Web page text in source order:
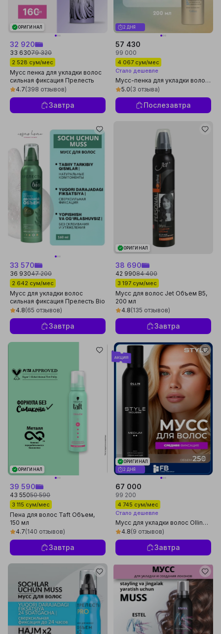
ОРИГИНАЛ
32 920
33 63079 320
2 528 сум/мес
Мусс пенка для укладки волос
сильная фиксация Прелесть
Classic 160 мл
4.7(398 отзывов)
Завтра
2 ДНЯ
57 430
99 000
4 067 сум/мес
Стало дешевле
Мусс-пенка для укладки волос
SoWell Wonder Volume и
Ultimate Protection, 200 мл
5.0(3 отзыва)
Послезавтра
33 570
36 93047 200
2 642 сум/мес
Мусс для укладки волос
сильная фиксация Прелесть Bio
Двойной объем 160 мл
4.8(65 отзывов)
Завтра
ОРИГИНАЛ
38 690
42 99084 400
3 197 сум/мес
Мусс для волос Jet Объем В5,
200 мл
4.8(135 отзывов)
Завтра
ОРИГИНАЛ
39 590
43 55050 590
3 115 сум/мес
Пена для волос Taft Объем,
150 мл
4.7(140 отзывов)
Завтра
ОРИГИНАЛ
2 ДНЯ
67 000
99 200
4 745 сум/мес
Стало дешевле
Мусс для укладки волос Ollin
Professional Style объем и
фиксация сильная/средняя, 250
4.8(9 отзывов)
Завтра